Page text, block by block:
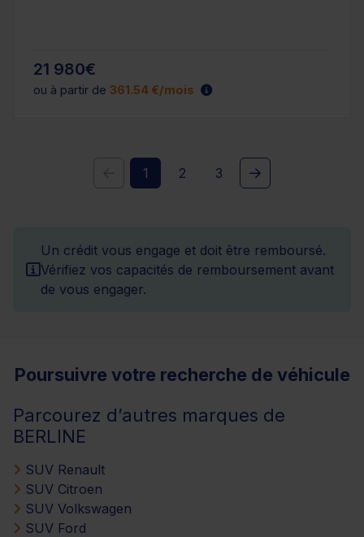
21 980€
ou à partir de 361.54 €/mois
1 2 3
Un crédit vous engage et doit être remboursé.
Vérifiez vos capacités de remboursement avant
de vous engager.
Poursuivre votre recherche de véhicule
Parcourez d’autres marques de
BERLINE
SUV Renault
SUV Citroen
SUV Volkswagen
SUV Ford